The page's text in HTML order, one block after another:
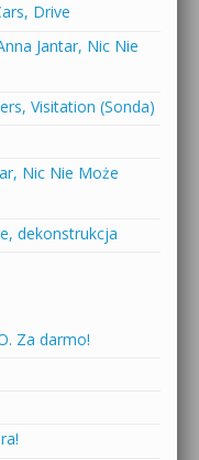
Drive
Jantar, Nic Nie
Visitation (Sonda)
Nic Nie Może
dekonstrukcja
Za darmo!